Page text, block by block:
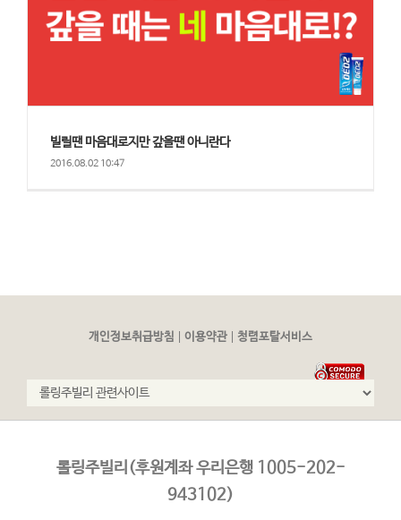
빌릴땐 마음대로지만 갚을땐 아니란다
2016.08.02 10:47
개인정보취급방침 이용약관 청렴포탈서비스
롤링주빌리(후원계좌 우리은행 1005-202-
943102)